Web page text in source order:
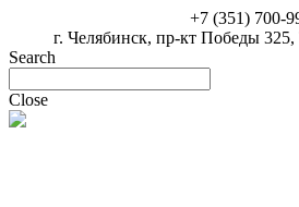
+7 (351) 700-
г. Челябинск, пр-кт Победы
Search
Close